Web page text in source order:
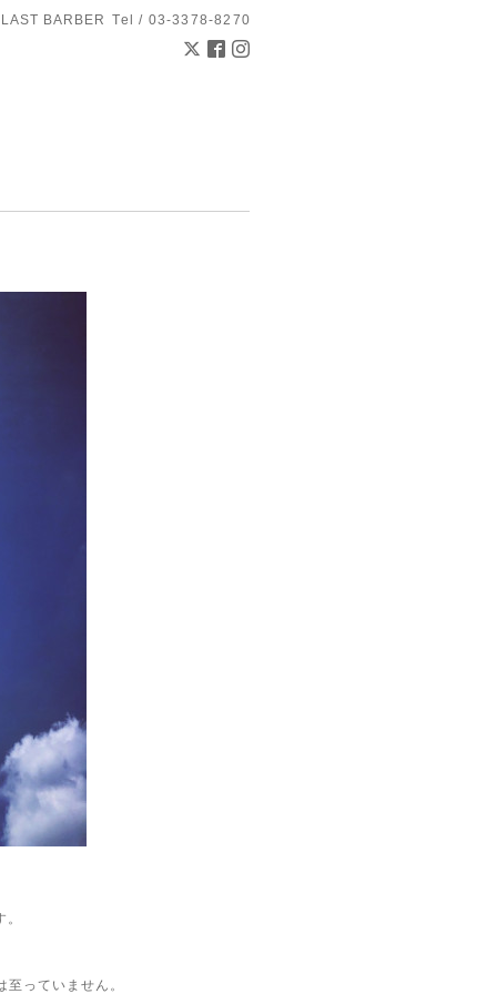
BARBER Tel / 03-3378-8270
っていません。